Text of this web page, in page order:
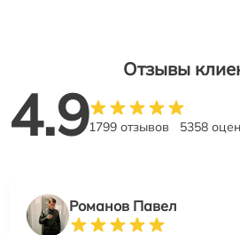
Отзывы
4.91799 отзывов 5358
Романов Павел